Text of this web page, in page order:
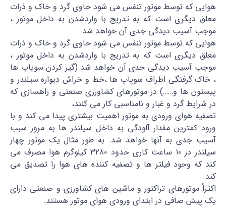
هوایی که توسط موتور تنفس می شود حاوی گرد و خاک و ذرات
معلق دیگری است که به تدریج با واردشدن به داخل موتور ،
موجب آسیب دیدگی جدی آن خواهد شد
هوایی که توسط موتور تنفس می شود حاوی گرد و خاک و ذرات
معلق دیگری است که به تدریج با واردشدن به داخل موتور ،
موجب آسیب دیدگی جدی آن خواهد شد (گیر کردن سوپاپ ها
، خاک گرفتگی اطراف سوپاپ ها ،خط و خراش دیواره سیلندر و
پیستون ها و……) در موتورهای کشاورزی صنعتی و راهسازی که
در شرایط گرد و غبار و نامناسبی کار می کنند،
تصفیه هوای ورودی به موتور اهمیت بیشتری پیدا می کند و با
ورود کمترین مقدار آلودگی به داخل سیلندر ها به مرور سبب
آسیب جدی به آنها خواهد شد. به طور مثال یک موتور چهار
سیلندر در ۱۰ ساعت کاری حدود ۳۲۸۰ کیلوگرم هوا مصرف می
کند که وجود فیلتر ها و تصفیه کننده های هوا را تصدیق می
کند.
اکثراً موتورهای تراکتور و ماشین های کشاورزی و صنعتی دارای
یک پیش صافی در ابتدای ورودی هوای موتور هستند.